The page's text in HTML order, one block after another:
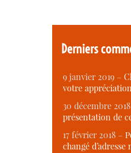
Derniers
9 janvier 2019 –
votre
30 décembre
présentation de
17 février 2018 –
changé